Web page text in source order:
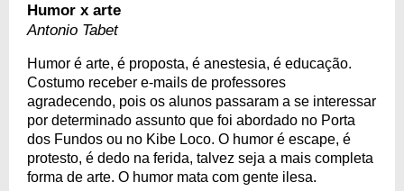
Humor x arte
Antonio Tabet
Humor é arte, é proposta, é anestesia, é educação.
Costumo receber e-mails de professores
agradecendo, pois os alunos passaram a se interessar
por determinado assunto que foi abordado no Porta
dos Fundos ou no Kibe Loco. O humor é escape, é
protesto, é dedo na ferida, talvez seja a mais completa
forma de arte. O humor mata com gente ilesa.